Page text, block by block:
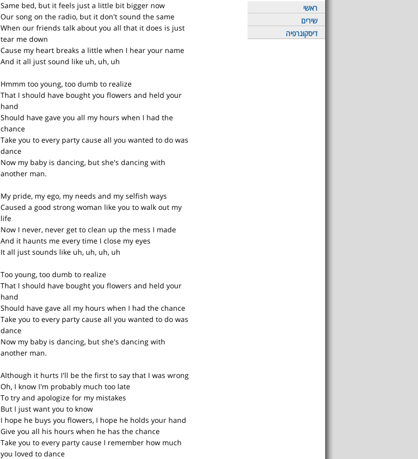
ראשי
שירים
דיסקוגרפיה
Same bed, but it feels just a little bit bigger now
Our song on the radio, but it don't sound the same
When our friends talk about you all that it does is just
tear me down
Cause my heart breaks a little when I hear your name
And it all just sound like uh, uh, uh
Hmmm too young, too dumb to realize
That I should have bought you flowers and held your
hand
Should have gave you all my hours when I had the
chance
Take you to every party cause all you wanted to do was
dance
Now my baby is dancing, but she's dancing with
another man.
My pride, my ego, my needs and my selfish ways
Caused a good strong woman like you to walk out my
life
Now I never, never get to clean up the mess I made
And it haunts me every time I close my eyes
It all just sounds like uh, uh, uh, uh
Too young, too dumb to realize
That I should have bought you flowers and held your
hand
Should have gave all my hours when I had the chance
Take you to every party cause all you wanted to do was
dance
Now my baby is dancing, but she's dancing with
another man.
Although it hurts I'll be the first to say that I was wrong
Oh, I know I'm probably much too late
To try and apologize for my mistakes
But I just want you to know
I hope he buys you flowers, I hope he holds your hand
Give you all his hours when he has the chance
Take you to every party cause I remember how much
you loved to dance